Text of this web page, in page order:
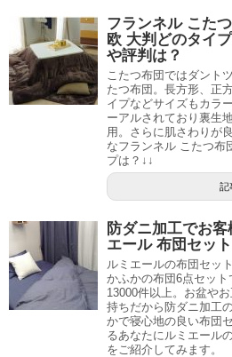
フランネル こた
欧 大判どのタイ
や評判は？
こたつ布団ではダント
たつ布団。長方形、正
イプなどサイズもカラ
ーアルされており裏生
用。さらに肌さわりが
なフランネル こたつ
プは？↓↓
記
防ダニ加工でお
エール 布団セッ
ルミエールの布団セッ
かふかの布団6点セッ
13000件以上。お盆や
持ちだから防ダニ加工
かで寝心地の良い布団
るあなたにルミエール
をご紹介してみます。